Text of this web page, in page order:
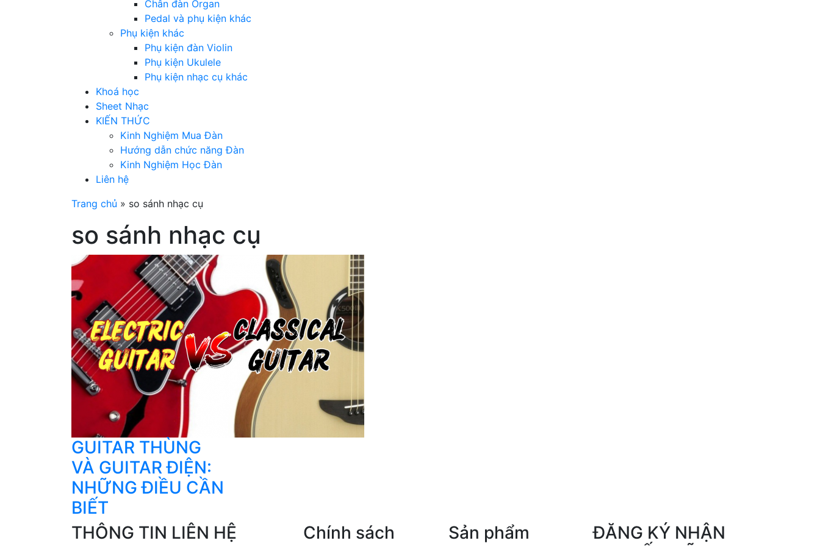
Chân đàn Organ
Pedal và phụ kiện khác
Phụ kiện khác
Phụ kiện đàn Violin
Phụ kiện Ukulele
Phụ kiện nhạc cụ khác
Khoá học
Sheet Nhạc
KIẾN THỨC
Kinh Nghiệm Mua Đàn
Hướng dẫn chức năng Đàn
Kinh Nghiệm Học Đàn
Liên hệ
Trang chủ » so sánh nhạc cụ
so sánh nhạc cụ
GUITAR THÙNG
VÀ GUITAR ĐIỆN:
NHỮNG ĐIỀU CẦN
BIẾT
THÔNG TIN LIÊN HỆ
Chính sách Sản phẩm
ĐĂNG KÝ NHẬN